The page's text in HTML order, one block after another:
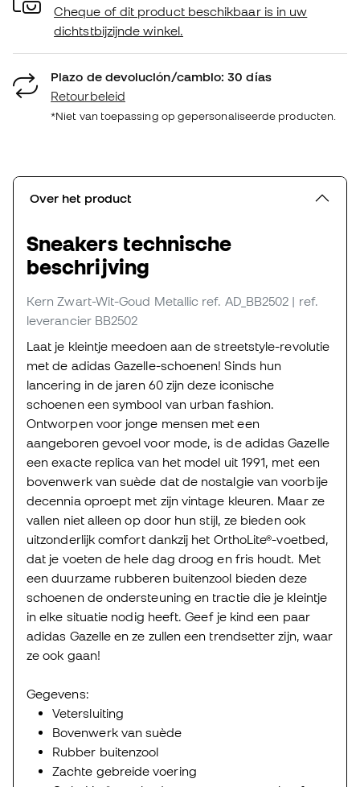
Cheque of dit product beschikbaar is in uw
dichtstbijzijnde winkel.
Plazo de devolución/cambio: 30 días
Retourbeleid
*Niet van toepassing op gepersonaliseerde producten.
Over het product
Sneakers technische
beschrijving
Kern Zwart-Wit-Goud Metallic ref. AD_BB2502 | ref.
leverancier BB2502
Laat je kleintje meedoen aan de streetstyle-revolutie
met de adidas Gazelle-schoenen! Sinds hun
lancering in de jaren 60 zijn deze iconische
schoenen een symbool van urban fashion.
Ontworpen voor jonge mensen met een
aangeboren gevoel voor mode, is de adidas Gazelle
een exacte replica van het model uit 1991, met een
bovenwerk van suède dat de nostalgie van voorbije
decennia oproept met zijn vintage kleuren. Maar ze
vallen niet alleen op door hun stijl, ze bieden ook
uitzonderlijk comfort dankzij het OrthoLite®-voetbed,
dat je voeten de hele dag droog en fris houdt. Met
een duurzame rubberen buitenzool bieden deze
schoenen de ondersteuning en tractie die je kleintje
in elke situatie nodig heeft. Geef je kind een paar
adidas Gazelle en ze zullen een trendsetter zijn, waar
ze ook gaan!
Gegevens:
Vetersluiting
Bovenwerk van suède
Rubber buitenzool
Zachte gebreide voering